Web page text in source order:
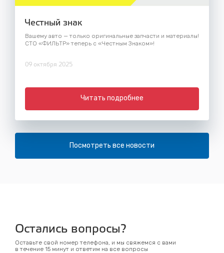
Честный знак
Вашему авто — только оригинальные запчасти и материалы!
СТО «ФИЛЬТР» теперь с «Честным Знаком»!
09 октября 2025
Читать подробнее
Посмотреть все новости
Остались вопросы?
Оставьте свой номер телефона, и мы свяжемся с вами
в течение 15 минут и ответим на все вопросы